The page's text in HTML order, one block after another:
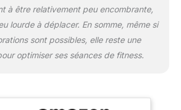
lutter contre certaines
comme l’ostéoporose.
【Fonctionnement et
stimulation musculaire
à être relativement peu encombrante,
lourde à déplacer. En somme, même si
sont possibles, elle reste une
optimiser ses séances de fitness.